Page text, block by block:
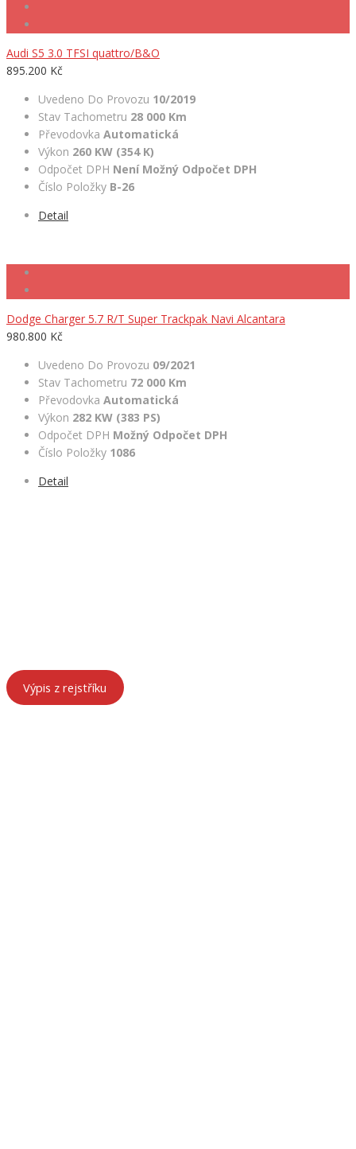
Audi S5 3.0 TFSI quattro/B&O
895.200 Kč
Uvedeno Do Provozu 10/2019
Stav Tachometru 28 000 Km
Převodovka Automatická
Výkon 260 KW (354 K)
Odpočet DPH Není Možný Odpočet DPH
Číslo Položky B-26
Detail
Dodge Charger 5.7 R/T Super Trackpak Navi Alcantara
980.800 Kč
Uvedeno Do Provozu 09/2021
Stav Tachometru 72 000 Km
Převodovka Automatická
Výkon 282 KW (383 PS)
Odpočet DPH Možný Odpočet DPH
Číslo Položky 1086
Detail
Výpis z rejstříku